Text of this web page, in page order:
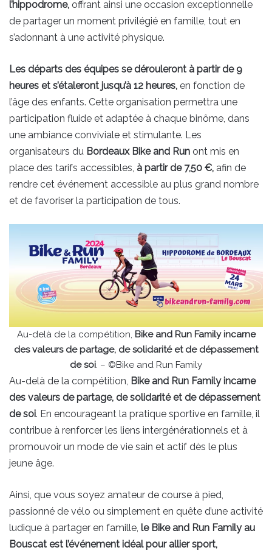
l’hippodrome, offrant ainsi une occasion exceptionnelle
de partager un moment privilégié en famille, tout en
s’adonnant à une activité physique.
Les départs des équipes se dérouleront à partir de 9
heures et s’étaleront jusqu’à 12 heures, en fonction de
l’âge des enfants. Cette organisation permettra une
participation fluide et adaptée à chaque binôme, dans
une ambiance conviviale et stimulante. Les
organisateurs du Bordeaux Bike and Run ont mis en
place des tarifs accessibles, à partir de 7,50 €, afin de
rendre cet événement accessible au plus grand nombre
et de favoriser la participation de tous.
Au-delà de la compétition, Bike and Run Family incarne
des valeurs de partage, de solidarité et de dépassement
de soi. – ©Bike and Run Family
Au-delà de la compétition, Bike and Run Family incarne
des valeurs de partage, de solidarité et de dépassement
de soi. En encourageant la pratique sportive en famille, il
contribue à renforcer les liens intergénérationnels et à
promouvoir un mode de vie sain et actif dès le plus
jeune âge.
Ainsi, que vous soyez amateur de course à pied,
passionné de vélo ou simplement en quête d’une activité
ludique à partager en famille, le Bike and Run Family au
Bouscat est l’événement idéal pour allier sport,